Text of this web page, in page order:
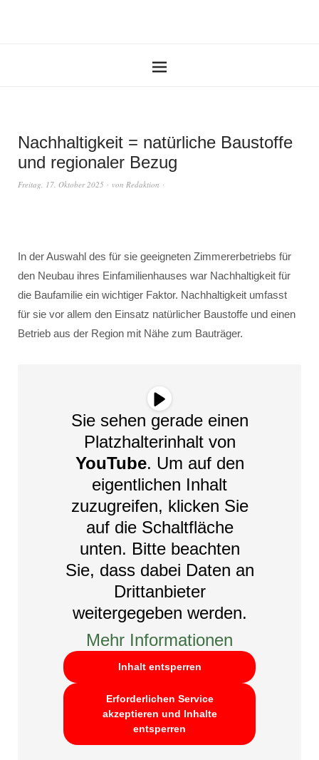
Nachhaltigkeit = natürliche Baustoffe
und regionaler Bezug
Freitag, 17. Oktober 2025 von Redaktion
In der Auswahl des für sie geeigneten Zimmererbetriebs für
den Neubau ihres Einfamilienhauses war Nachhaltigkeit für
die Baufamilie ein wichtiger Faktor. Nachhaltigkeit umfasst
für sie vor allem den Einsatz natürlicher Baustoffe und einen
Betrieb aus der Region mit Nähe zum Bauträger.
Sie sehen gerade einen
Platzhalterinhalt von
YouTube. Um auf den
eigentlichen Inhalt
zuzugreifen, klicken Sie
auf die Schaltfläche
unten. Bitte beachten
Sie, dass dabei Daten an
Drittanbieter
weitergegeben werden.
Mehr Informationen
Inhalt entsperren
Erforderlichen Service
akzeptieren und Inhalte
entsperren